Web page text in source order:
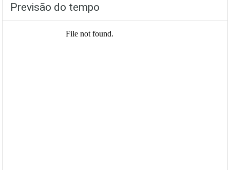
Previsão do tempo